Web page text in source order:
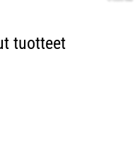
tuotteet